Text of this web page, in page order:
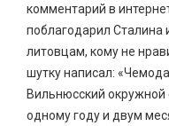
комментарий в
поблагодарил Сталина
литовцам, кому не
шутку написал:
Вильнюсский окружной
одному году и двум